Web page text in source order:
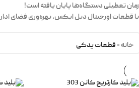
زمان تعطیلی دستگاه‌ها پایان یافته است!
با قطعات اورجینال دبل ایکس، بهره‌وری فضای
خانه - قطعات یدکی